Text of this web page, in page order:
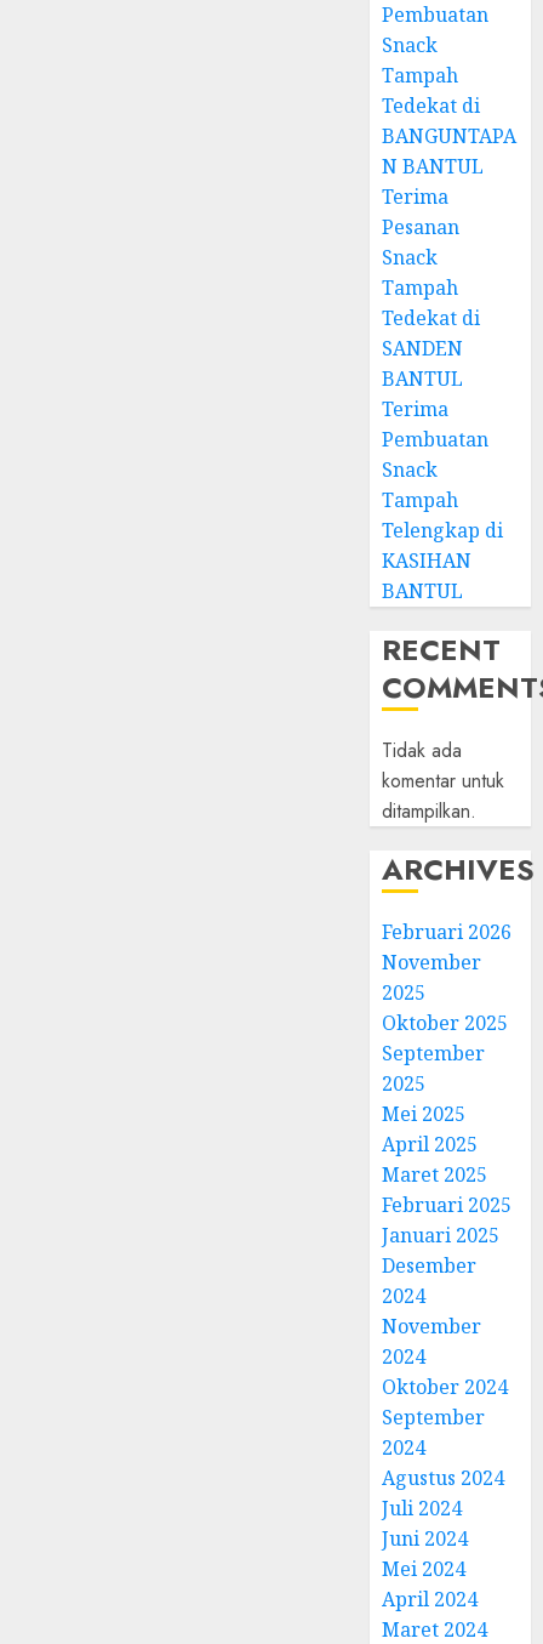
Pembuatan
Snack
Tampah
Tedekat di
BANGUNTAPA
N BANTUL
Terima
Pesanan
Snack
Tampah
Tedekat di
SANDEN
BANTUL
Terima
Pembuatan
Snack
Tampah
Telengkap di
KASIHAN
BANTUL
RECENT
Tidak ada
komentar untuk
ditampilkan.
ARCHIVES
Februari 2026
November
2025
Oktober 2025
September
2025
Mei 2025
April 2025
Maret 2025
Februari 2025
Januari 2025
Desember
2024
November
2024
Oktober 2024
September
2024
Agustus 2024
Juli 2024
Juni 2024
Mei 2024
April 2024
Maret 2024